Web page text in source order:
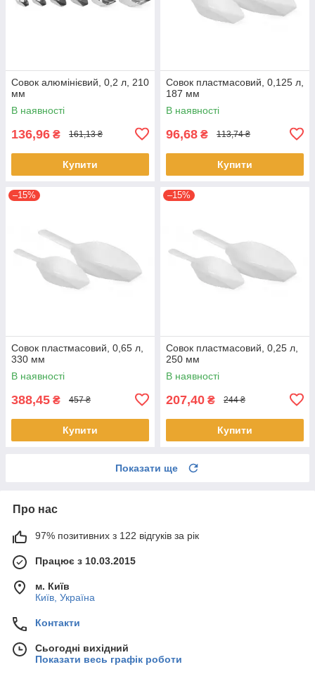
Совок алюмінієвий, 0,2 л, 210
мм
В наявності
136,96 ₴ 161,13 ₴
Купити
Совок пластмасовий, 0,125 л,
187 мм
В наявності
96,68 ₴ 113,74 ₴
Купити
–15%
Совок пластмасовий, 0,65 л,
330 мм
В наявності
388,45 ₴ 457 ₴
Купити
–15%
Совок пластмасовий, 0,25 л,
250 мм
В наявності
207,40 ₴ 244 ₴
Купити
Показати ще
Про нас
97% позитивних з 122 відгуків за рік
Працює з 10.03.2015
м. Київ
Київ, Україна
Контакти
Сьогодні вихідний
Показати весь графік роботи